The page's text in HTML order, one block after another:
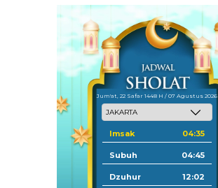
Jum'at, 22 Safar 1448 H / 07 Agustus 2026
Imsak 04:35
Subuh 04:45
Dzuhur 12:02